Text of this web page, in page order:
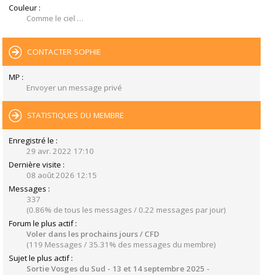
Couleur :
Comme le ciel …
CONTACTER SOPHIE
MP :
Envoyer un message privé
STATISTIQUES DU MEMBRE
Enregistré le :
29 avr. 2022 17:10
Dernière visite :
08 août 2026 12:15
Messages :
337
(0.86% de tous les messages / 0.22 messages par jour)
Forum le plus actif :
Voler dans les prochains jours / CFD
(119 Messages / 35.31% des messages du membre)
Sujet le plus actif :
Sortie Vosges du Sud - 13 et 14 septembre 2025 -